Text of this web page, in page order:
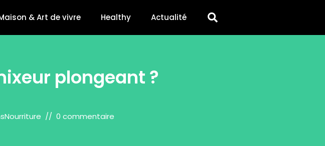
& Art de vivre Healthy Actualité
plongeant ?
Nourriture 0 commentaire